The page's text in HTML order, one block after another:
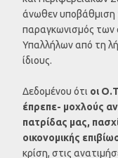
άνωθεν υποβάθμιση
παραγκωνισμός των
Υπαλλήλων από τη
ίδιους.
Δεδομένου ότι οι
έπρεπε- μοχλούς
πατρίδας μας,
οικονομικής
κρίση, στις